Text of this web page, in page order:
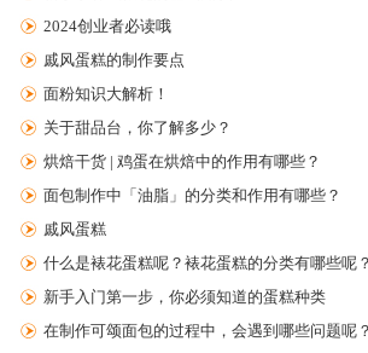
2024创业者必读哦
戚风蛋糕的制作要点
面粉知识大解析！
关于甜品台，你了解多少？
烘焙干货 | 鸡蛋在烘焙中的作用有哪些？
面包制作中「油脂」的分类和作用有哪些？
戚风蛋糕
什么是裱花蛋糕呢？裱花蛋糕的分类有哪些呢？
新手入门第一步，你必须知道的蛋糕种类
在制作可颂面包的过程中，会遇到哪些问题呢？